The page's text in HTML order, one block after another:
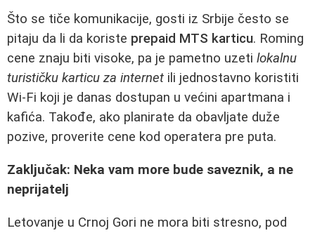
Što se tiče komunikacije, gosti iz Srbije često se
pitaju da li da koriste prepaid MTS karticu. Roming
cene znaju biti visoke, pa je pametno uzeti lokalnu
turističku karticu za internet ili jednostavno koristiti
Wi-Fi koji je danas dostupan u većini apartmana i
kafića. Takođe, ako planirate da obavljate duže
pozive, proverite cene kod operatera pre puta.
Zaključak: Neka vam more bude saveznik, a ne
neprijatelj
Letovanje u Crnoj Gori ne mora biti stresno, pod